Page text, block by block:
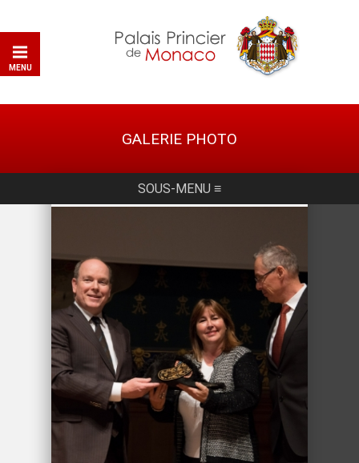
MENU
GALERIE PHOTO
SOUS-MENU ≡